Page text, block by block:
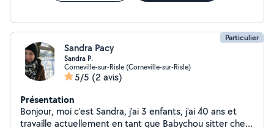
Particulier
Sandra Pacy
Sandra P.
Corneville-sur-Risle (Corneville-sur-Risle)
5/5 (2 avis)
Présentation
Bonjour, moi c'est Sandra, j'ai 3 enfants, j'ai 40 ans et
travaille actuellement en tant que Babychou sitter chez